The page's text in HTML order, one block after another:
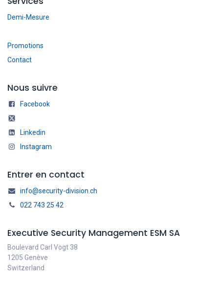
Demi-Mesure
Promotions
Contact
Nous suivre
Facebook
Linkedin
Instagram
Entrer en contact
info@security-division.ch
022 743 25 42
Executive Security Management ESM SA
Boulevard Carl Vogt 38
1205 Genève
Switzerland